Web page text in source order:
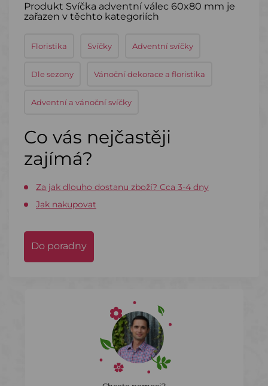
Produkt Svíčka adventní válec 60x80 mm je
zařazen v těchto kategoriích
Floristika Svíčky Adventní svíčky
Dle sezony Vánoční dekorace a floristika
Adventní a vánoční svíčky
Co vás nejčastěji
zajímá?
Za jak dlouho dostanu zboží? Cca 3-4 dny
Jak nakupovat
Do poradny